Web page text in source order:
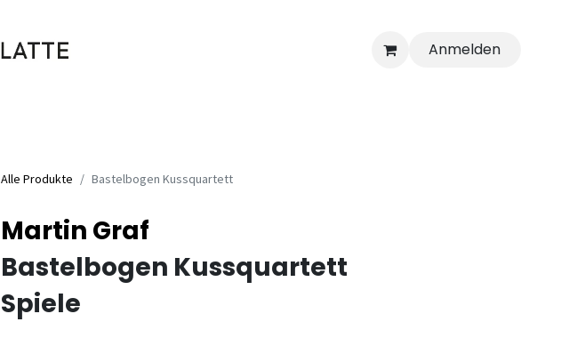
Anmelden
Alle Produkte Bastelbogen Kussquartett
Martin Graf
Bastelbogen Kussquartett
Spiele